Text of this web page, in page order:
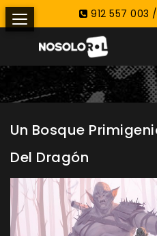
912 557 003
Un Bosque
Del Dragón